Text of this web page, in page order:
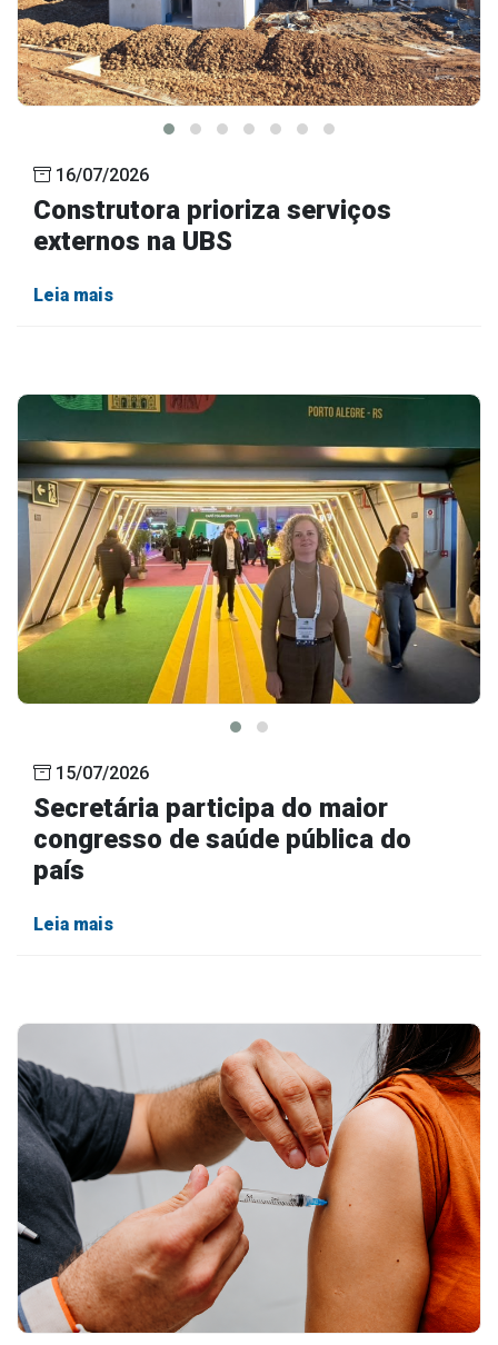
16/07/2026
Construtora prioriza serviços
externos na UBS
Leia mais
15/07/2026
Secretária participa do maior
congresso de saúde pública do
país
Leia mais